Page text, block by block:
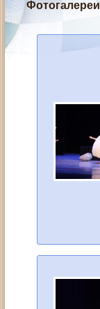
Фотогалереи